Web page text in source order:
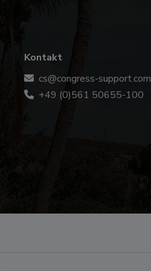
Kontakt
cs@congress-support.com
+49 (0)561 50655-100